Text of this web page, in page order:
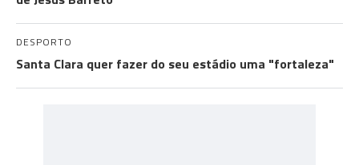
DESPORTO
Santa Clara quer fazer do seu estádio uma "fortaleza"